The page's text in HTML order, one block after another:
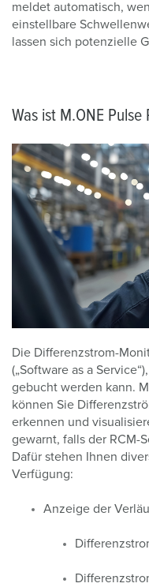
meldet automatisch,
einstellbare
lassen sich potenzielle
Was ist M.ONE Pulse
Die Differenzstrom-
(„Software as a
gebucht werden kann.
können Sie
erkennen und
gewarnt, falls der RCM-
Dafür stehen Ihnen
Verfügung:
Anzeige der